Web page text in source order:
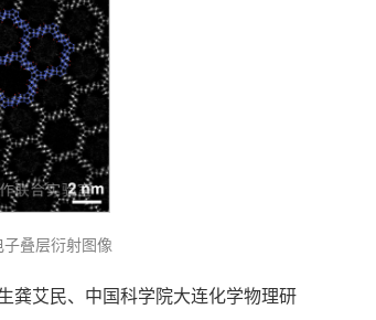
子叠层衍射图像
龚艾民、中国科学院大连化学物理研